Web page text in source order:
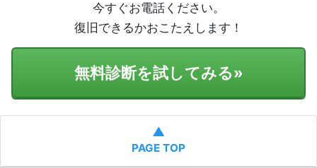
今すぐお電話ください。
復旧できるかおこたえします！
無料診断を試してみる»
▲
PAGE TOP